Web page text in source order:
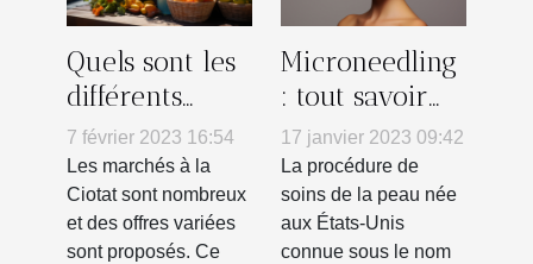
Quels sont les
différents
types de
marchés
ouverts à la
Ciotat ?
7 février 2023 16:54
Les marchés à la
Ciotat sont nombreux
et des offres variées
sont proposés. Ce
Microneedling
: tout savoir
sur ce soin du
visage
17 janvier 2023 09:42
La procédure de
soins de la peau née
aux États-Unis
connue sous le nom